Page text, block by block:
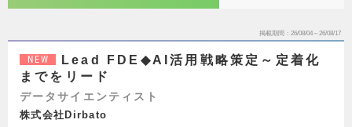
掲載期間 26/08/04～26/08/17
NEW
Lead FDE◆AI活用戦略策定～定着化
までをリード
データサイエンティスト
株式会社Dirbato